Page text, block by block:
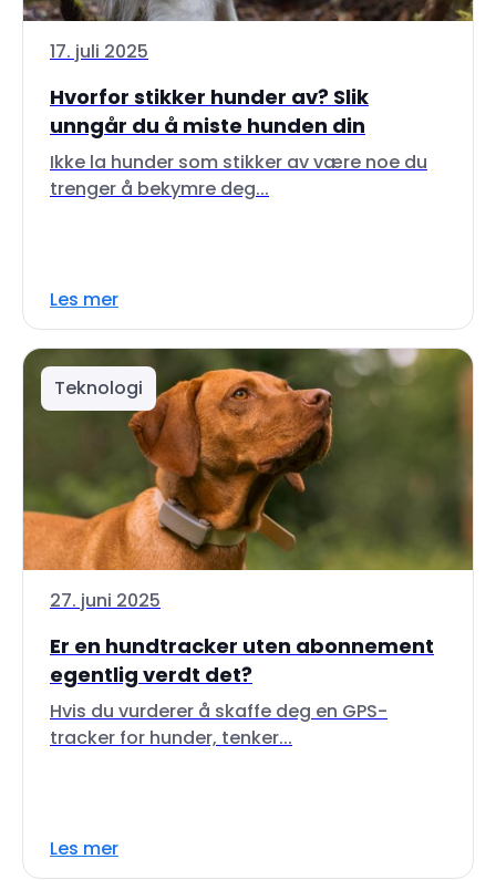
17. juli 2025
Hvorfor stikker hunder av? Slik
unngår du å miste hunden din
Ikke la hunder som stikker av være noe du
trenger å bekymre deg...
Les mer
Teknologi
27. juni 2025
Er en hundtracker uten abonnement
egentlig verdt det?
Hvis du vurderer å skaffe deg en GPS-
tracker for hunder, tenker...
Les mer